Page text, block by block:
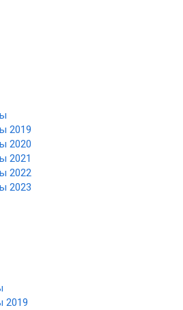
2019
2020
2021
2022
2023
2019